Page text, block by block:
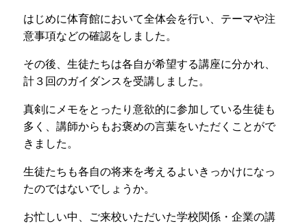
はじめに体育館において全体会を行い、テーマや注
意事項などの確認をしました。
その後、生徒たちは各自が希望する講座に分かれ、
計３回のガイダンスを受講しました。
真剣にメモをとったり意欲的に参加している生徒も
多く、講師からもお褒めの言葉をいただくことがで
きました。
生徒たちも各自の将来を考えるよいきっかけになっ
たのではないでしょうか。
お忙しい中、ご来校いただいた学校関係・企業の講
受験生の方へ
在校生の方へ
保護者の方へ
卒業生の方へ